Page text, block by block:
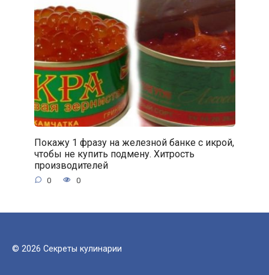
Покажу 1 фразу на железной банке с икрой,
чтобы не купить подмену. Хитрость
производителей
0 0
© 2026 Секреты кулинарии